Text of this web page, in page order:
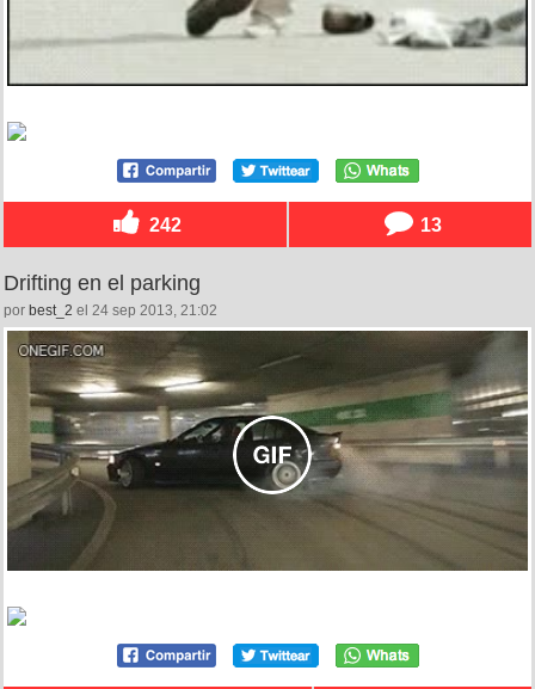
242 13
Drifting en el parking
por best_2 el 24 sep 2013, 21:02